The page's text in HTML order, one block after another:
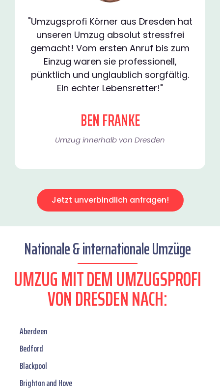
"Umzugsprofi Körner aus Dresden hat
unseren Umzug absolut stressfrei
gemacht! Vom ersten Anruf bis zum
Einzug waren sie professionell,
pünktlich und unglaublich sorgfältig.
Ein echter Lebensretter!"
BEN FRANKE
Umzug innerhalb von Dresden​
Jetzt unverbindlich anfragen!
Nationale & internationale Umzüge
UMZUG MIT DEM UMZUGSPROFI
VON DRESDEN NACH:
Aberdeen
Bedford
Blackpool
Brighton and Hove